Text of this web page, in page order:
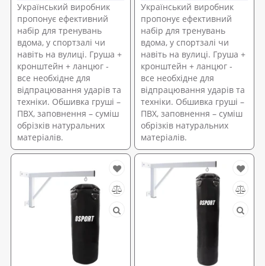
Український виробник
пропонує ефективний
набір для тренувань
вдома, у спортзалі чи
навіть на вулиці. Груша +
кронштейн + ланцюг -
все необхідне для
відпрацювання ударів та
техніки. Обшивка груші –
ПВХ, заповнення – суміш
обрізків натуральних
матеріалів.
Український виробник
пропонує ефективний
набір для тренувань
вдома, у спортзалі чи
навіть на вулиці. Груша +
кронштейн + ланцюг -
все необхідне для
відпрацювання ударів та
техніки. Обшивка груші –
ПВХ, заповнення – суміш
обрізків натуральних
матеріалів.